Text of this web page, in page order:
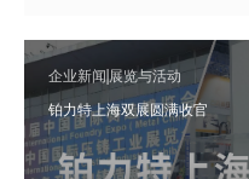
企业新闻|展览与活动
铂力特上海双展圆满收官